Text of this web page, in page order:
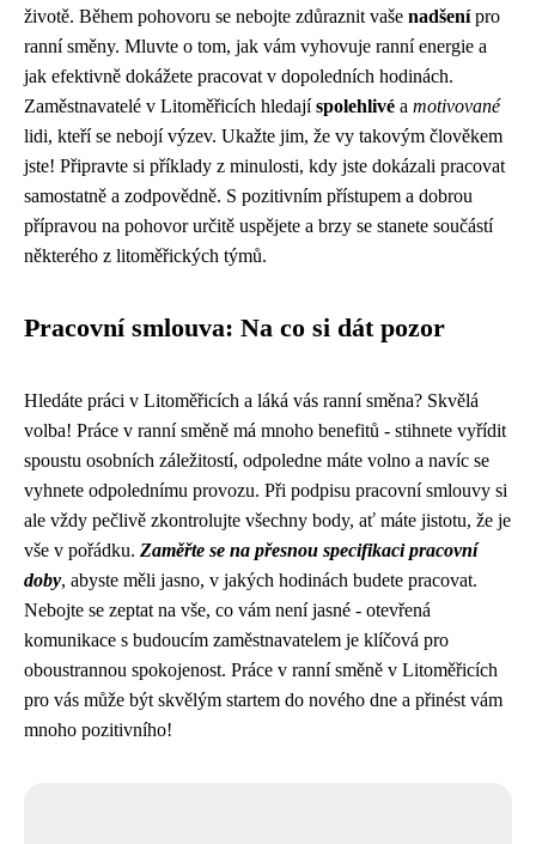
životě. Během pohovoru se nebojte zdůraznit vaše nadšenípro
ranní směny. Mluvte o tom, jak vám vyhovuje ranní energie a
jak efektivně dokážete pracovat v dopoledních hodinách.
Zaměstnavatelé v Litoměřicích hledajíspolehlivé a motivované
lidi, kteří se nebojí výzev. Ukažte jim, že vy takovým člověkem
jste! Připravte si příklady z minulosti, kdy jste dokázali pracovat
samostatně a zodpovědně. S pozitivním přístupem a dobrou
přípravou na pohovor určitě uspějete a brzy se stanete součástí
některého z litoměřických týmů.
Pracovní smlouva: Na co si dát pozor
Hledáte práci v Litoměřicích a láká vás ranní směna? Skvělá
volba! Práce v ranní směně má mnoho benefitů - stihnete vyřídit
spoustu osobních záležitostí, odpoledne máte volno a navíc se
vyhnete odpolednímu provozu. Při podpisu pracovní smlouvy si
ale vždy pečlivě zkontrolujte všechny body, ať máte jistotu, že je
vše v pořádku. Zaměřte se na přesnou specifikaci pracovní
doby, abyste měli jasno, v jakých hodinách budete pracovat.
Nebojte se zeptat na vše, co vám není jasné - otevřená
komunikace s budoucím zaměstnavatelem je klíčová pro
oboustrannou spokojenost. Práce v ranní směně v Litoměřicích
pro vás může být skvělým startem do nového dne a přinést vám
mnoho pozitivního!